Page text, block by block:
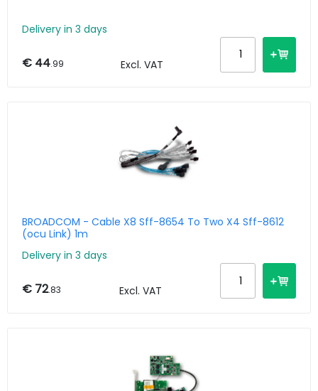
Delivery in 3 days
€ 44.99 Excl. VAT
BROADCOM - Cable X8 Sff-8654 To Two X4 Sff-8612
(ocu Link) 1m
Delivery in 3 days
€ 72.83 Excl. VAT